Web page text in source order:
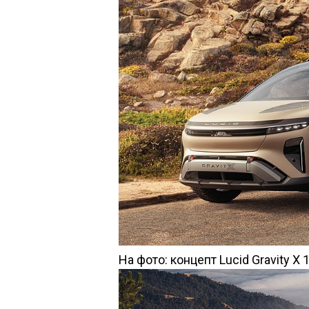
На фото: концепт Lucid Gravity X